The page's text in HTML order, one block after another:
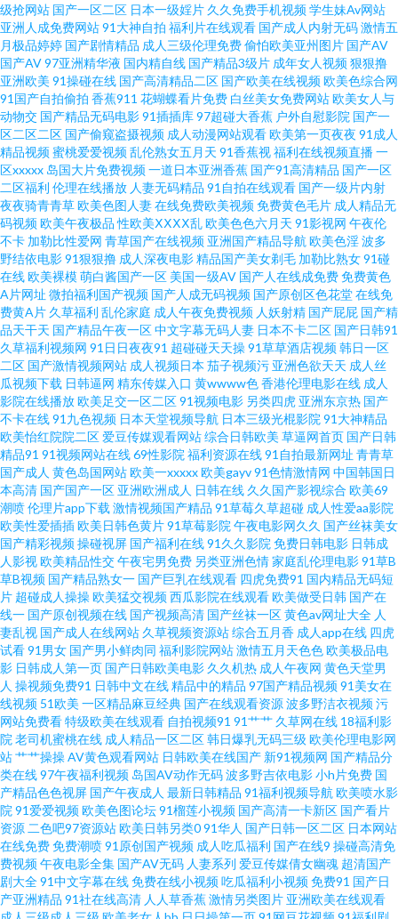
级抢网站 国产一区二区 日本一级婬片 久久免费手机视频学生妹Av网站
亚洲人成免费网站91大神自拍 福利片在线观看 国产成人内射无码激情五
月极品婷婷 国产剧情精品 成人三级伦理免费偷怕欧美亚州图片 国产AV
国产AV97亚洲精华液 国内精自线 国产精品3级片 成年女人视频狠狠撸
亚洲欧美 91操碰在线 国产高清精品二区 国产欧美在线视频欧美色综合网
91国产自拍偷拍 香蕉911 花蝴蝶看片免费 白丝美女免费网站欧美女人与
动物交 国产精品无码电影91插插库97超碰大香蕉 户外自慰影院 国产一
区二区二区 国产偷窥盗摄视频 成人动漫网站观看欧美第一页夜夜 91成人
精品视频蜜桃爱爱视频乱伦熟女五月天 91香蕉视福利在线视频直播一
区xxxxx 岛国大片免费视频一道日本亚洲香蕉 国产91高清精品 国产一区
二区福利 伦理在线播放 人妻无码精品 91自拍在线观看 国产一级片内射
夜夜骑青青草欧美色图人妻在线免费欧美视频免费黄色毛片 成人精品无
码视频欧美午夜极品 性欧美ⅩⅩⅩⅩ乱欧美色色六月天 91影视网 午夜伦
不卡 加勒比性爱网 青草国产在线视频 亚洲国产精品导航 欧美色淫波多
野结依电影91狠狠撸 成人深夜电影精品国产美女剃毛 加勒比熟女91碰
在线欧美裸模萌白酱国产一区 美国一级AV 国产人在线成免费免费黄色
A片网址 微拍福利国产视频 国产人成无码视频 国产原创区色花堂在线免
费黄A片 久草福利 乱伦家庭 成人午夜免费视频 人妖射精 国产屁屁 国产精
品天干天 国产精品午夜一区中文字幕无码人妻 日本不卡二区 国产日韩91
久草福利视频网 91日日夜夜91 超碰碰天天操91草草酒店视频韩日一区
二区 国产激情视频网站 成人视频日本 茄子视频污 亚洲色欲天天 成人丝
瓜视频下载 日韩逼网 精东传媒入口 黄wwww色香港伦理电影在线 成人
影院在线播放欧美足交一区二区91视频电影 另类四虎 亚洲东京热 国产
不卡在线91九色视频 日本天堂视频导航 日本三级光棍影院 91大神精品
欧美怡红院院二区爱豆传媒观看网站综合日韩欧美 草逼网首页 国产日韩
精品91 91视频网站在线69性影院 福利资源在线91自拍最新网址 青青草
国产成人 黄色岛国网站欧美一xxxxx欧美gayv91色情激情网 中国韩国日
本高清 国产国产一区 亚洲欧洲成人 日韩在线 久久国产影视综合 欧美69
潮喷伦理片app下载 激情视频国产精品 91草莓久草超碰 成人性爱aa影院
欧美性爱插插欧美日韩色黄片91草莓影院 午夜电影网久久 国产丝袜美女
国产精彩视频操碰视屏 国产福利在线91久久影院 免费日韩电影 日韩成
人影视欧美精品性交午夜宅男免费 另类亚洲色情家庭乱伦理电影91草B
草B视频 国产精品熟女一 国产巨乳在线观看 四虎免费91 国内精品无码短
片 超碰成人操操欧美猛交视频西瓜影院在线观看欧美做受日韩 国产在
线一 国产原创视频在线 国产视频高清 国产丝袜一区黄色av网址大全 人
妻乱视 国产成人在线网站 久草视频资源站综合五月香 成人app在线 四虎
试看91男女 国产男小鲜肉同 福利影院网站激情五月天色色欧美极品电
影 日韩成人第一页 国产日韩欧美电影 久久机热 成人午夜网 黄色天堂男
人 操视频免费91 日韩中文在线精品中的精品 97国产精品视频91美女在
线视频 51欧美 一区精品麻豆经典 国产在线观看资源波多野洁衣视频污
网站免费看特级欧美在线观看 自拍视频91 91艹艹 久草网在线 18福利影
院 老司机蜜桃在线 成人精品一区二区韩日爆乳无码三级 欧美伦理电影网
站艹艹操操AV黄色观看网站 日韩欧美在线国产 新91视频网 国产精品分
类在线97午夜福利视频 岛国AV动作无码波多野吉依电影小h片免费 国
产精品色色视屏 国产午夜成人 最新日韩精品 91福利视频导航 欧美喷水影
院 91爱爱视频欧美色图论坛91榴莲小视频 国产高清一卡新区 国产看片
资源 二色吧97资源站欧美日韩另类091华人 国产日韩一区二区 日本网站
在线免费免费潮喷91原创国产视频 成人吃瓜福利 国产在线9 操碰高清免
费视频午夜电影全集 国产AV无码 人妻系列 爱豆传媒倩女幽魂 超清国产
剧大全91中文字幕在线免费在线小视频吃瓜福利小视频免费91 国产日
产亚洲精品 91社在线高清 人人草香蕉激情另类图片 亚洲欧美在线观看